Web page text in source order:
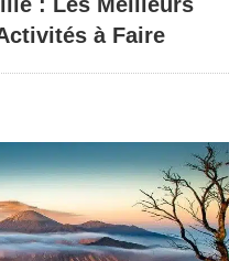
à Faire